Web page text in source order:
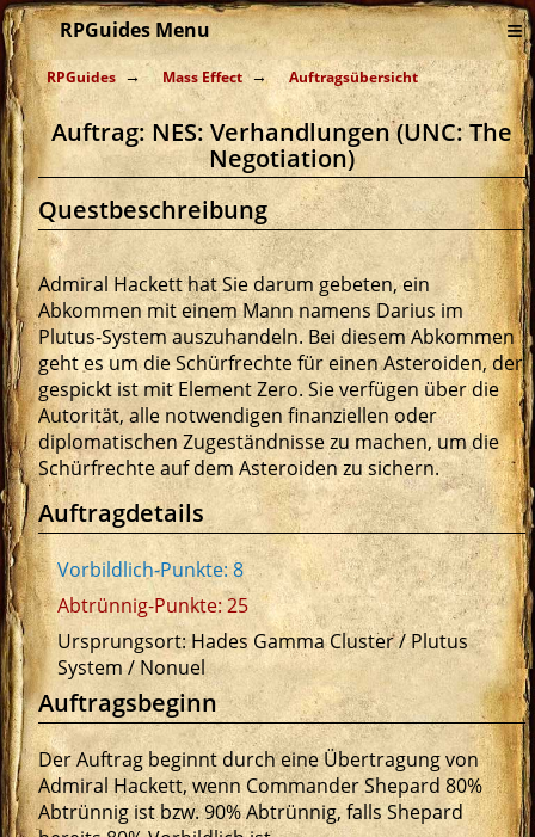
RPGuides Menu ≡
RPGuides Mass Effect Auftragsübersicht
Auftrag: NES: Verhandlungen (UNC: The
Negotiation)
Questbeschreibung
Admiral Hackett hat Sie darum gebeten, ein
Abkommen mit einem Mann namens Darius im
Plutus-System auszuhandeln. Bei diesem Abkommen
geht es um die Schürfrechte für einen Asteroiden, der
gespickt ist mit Element Zero. Sie verfügen über die
Autorität, alle notwendigen finanziellen oder
diplomatischen Zugeständnisse zu machen, um die
Schürfrechte auf dem Asteroiden zu sichern.
Auftragdetails
Vorbildlich-Punkte: 8
Abtrünnig-Punkte: 25
Ursprungsort: Hades Gamma Cluster / Plutus
System / Nonuel
Auftragsbeginn
Der Auftrag beginnt durch eine Übertragung von
Admiral Hackett, wenn Commander Shepard 80%
Abtrünnig ist bzw. 90% Abtrünnig, falls Shepard